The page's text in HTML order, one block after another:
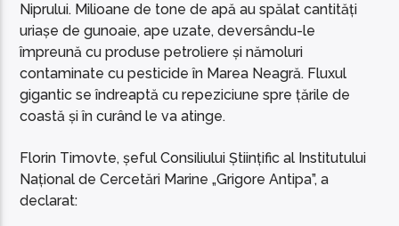
Niprului. Milioane de tone de apă au spălat cantități
uriașe de gunoaie, ape uzate, deversându-le
împreună cu produse petroliere și nămoluri
contaminate cu pesticide în Marea Neagră. Fluxul
gigantic se îndreaptă cu repeziciune spre țările de
coastă și în curând le va atinge.
Florin Timovte, șeful Consiliului Științific al Institutului
Național de Cercetări Marine „Grigore Antipa”, a
declarat: